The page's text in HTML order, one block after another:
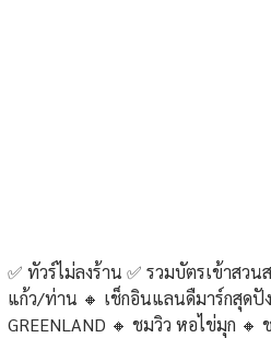
✅ ทัวร์ไม่ลงร้าน ✅ รวมบัตรเข้าสว
แก้ว/ท่าน 🔸 เช็กอินแลนดืมาร์กสุดปัง
GREENLAND 🔸 ชมวิว หอไข่มุก 🔸